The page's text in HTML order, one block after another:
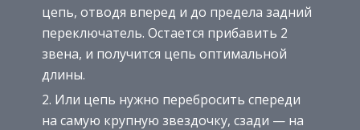
цепь, отводя вперед и до предела задний
переключатель. Остается прибавить 2
звена, и получится цепь оптимальной
длины.
Или цепь нужно перебросить спереди
на самую крупную звездочку, сзади — на